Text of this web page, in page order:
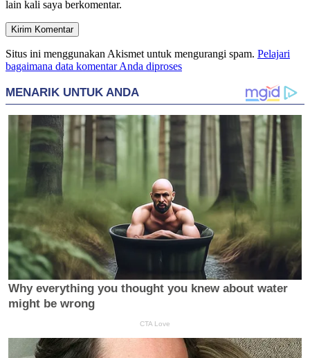
lain kali saya berkomentar.
Situs ini menggunakan Akismet untuk mengurangi spam. Pelajari
bagaimana data komentar Anda diproses